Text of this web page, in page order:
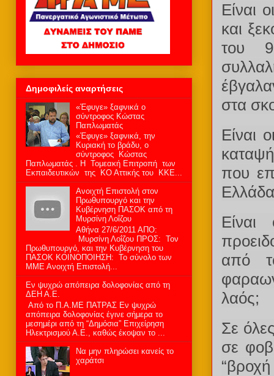
Είναι
και
του
στα
Είναι
που
από
λαός;
Σε
σε
Δημοφιλείς αναρτήσεις
«Έφυγε» ξαφνικά ο
σύντροφος Κώστας
Παπλωματάς
«Έφυγε» ξαφνικά, την
Κυριακή το βράδυ, ο
σύντροφος Κώστας
Παπλωματάς . Η Τομεακή Επιτροπή των
Εκπαιδευτικών της ΚΟ Αττικής του ΚΚΕ...
Ανοιχτή Επιστολή στον
Πρωθυπουργό και την
Κυβέρνηση ΠΑΣΟΚ από τη
Μυρσίνη Λοΐζου
Αθήνα 27/6/2011 ΑΠΟ:
Μυρσίνη Λοΐζου ΠΡΟΣ: Τον
Πρωθυπουργό, και την Κυβέρνηση του
ΠΑΣΟΚ ΚΟΙΝΟΠΟΙΗΣΗ: Το σύνολο των
ΜΜΕ Ανοιχτή Επιστολή...
Εν ψυχρώ απόπειρα δολοφονίας από τη
ΔΕΗ Α.Ε.
Από το Π.Α.ΜΕ ΠΑΤΡΑΣ Εν ψυχρώ
απόπειρα δολοφονίας έγινε σήμερα το
μεσημέρι από τη “Δημόσια” Επιχείρηση
Ηλεκτρισμού Α.Ε., καθώς έκοψαν το ...
Να μην πληρώσει κανείς το
χαράτσι